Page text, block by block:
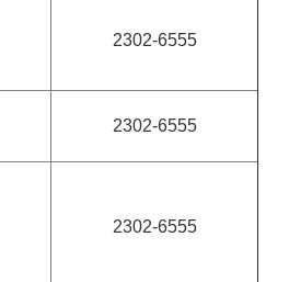
2302-6555
2302-6555
2302-6555